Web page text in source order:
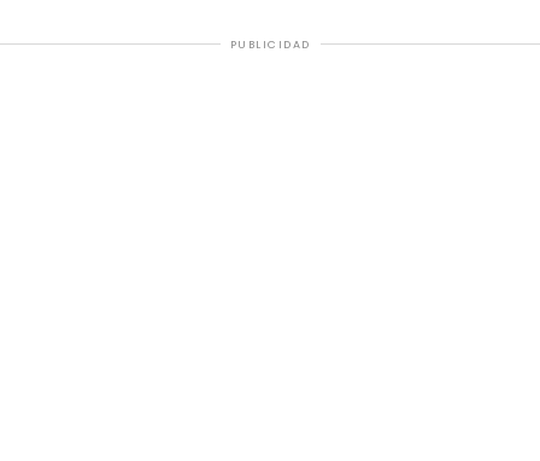
PUBLICIDAD